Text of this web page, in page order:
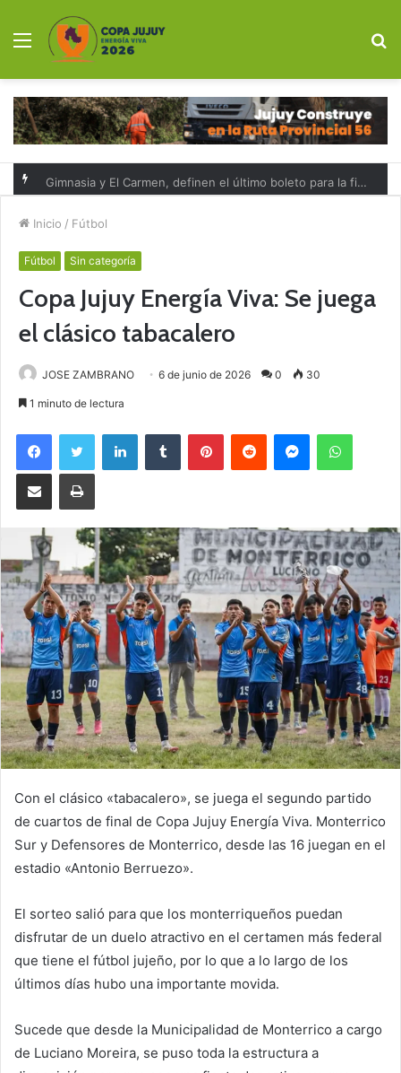
Menú
Inicio / Fútbol
Fútbol Sin categoría
Copa Jujuy Energía Viva: Se juega
el clásico tabacalero
JOSE ZAMBRANO 6 de junio de 2026 0 30
1 minuto de lectura
FacebookTwitter LinkedInTumblr PinterestReddit Messenger
Compartir por correo electrónicoImprimir
Con el clásico «tabacalero», se juega el segundo partido
de cuartos de final de Copa Jujuy Energía Viva. Monterrico
Sur y Defensores de Monterrico, desde las 16 juegan en el
estadio «Antonio Berruezo».
El sorteo salió para que los monterriqueños puedan
disfrutar de un duelo atractivo en el certamen más federal
que tiene el fútbol jujeño, por lo que a lo largo de los
últimos días hubo una importante movida.
Sucede que desde la Municipalidad de Monterrico a cargo
de Luciano Moreira, se puso toda la estructura a